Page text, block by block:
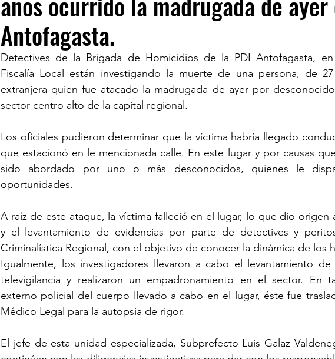
Antofagasta.
Detectives de la Brigada de Homicidios de la PDI Antofagasta,
Fiscalía Local están investigando la muerte de una persona, de
extranjera quien fue atacado la madrugada de ayer por
sector centro alto de la capital regional.
Los oficiales pudieron determinar que la víctima habría llegado
que estacionó en le mencionada calle. En este lugar y por causas
sido abordado por uno o más desconocidos, quienes le
oportunidades.
A raíz de este ataque, la víctima falleció en el lugar, lo que dio origen
y el levantamiento de evidencias por parte de detectives y
Criminalística Regional, con el objetivo de conocer la dinámica de los
Igualmente, los investigadores llevaron a cabo el levantamiento de
televigilancia y realizaron un empadronamiento en el sector. En
externo policial del cuerpo llevado a cabo en el lugar, éste fue
Médico Legal para la autopsia de rigor.
El jefe de esta unidad especializada, Subprefecto Luis Galaz